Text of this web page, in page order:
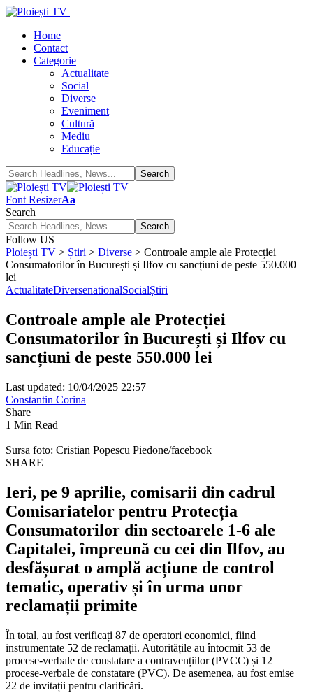
Home
Contact
Categorie
Actualitate
Social
Diverse
Eveniment
Cultură
Mediu
Educație
Font ResizerAa
Search
Follow US
Ploiești TV > Știri > Diverse > Controale ample ale Protecției
Consumatorilor în București și Ilfov cu sancțiuni de peste 550.000
lei
ActualitateDiversenationalSocialȘtiri
Controale ample ale Protecției
Consumatorilor în București și Ilfov cu
sancțiuni de peste 550.000 lei
Last updated: 10/04/2025 22:57
Constantin Corina
Share
1 Min Read
Sursa foto: Cristian Popescu Piedone/facebook
SHARE
Ieri, pe 9 aprilie, comisarii din cadrul
Comisariatelor pentru Protecția
Consumatorilor din sectoarele 1-6 ale
Capitalei, împreună cu cei din Ilfov, au
desfășurat o amplă acțiune de control
tematic, operativ și în urma unor
reclamații primite
În total, au fost verificați 87 de operatori economici, fiind
instrumentate 52 de reclamații. Autoritățile au întocmit 53 de
procese-verbale de constatare a contravențiilor (PVCC) și 12
procese-verbale de constatare (PVC). De asemenea, au fost emise
22 de invitații pentru clarificări.